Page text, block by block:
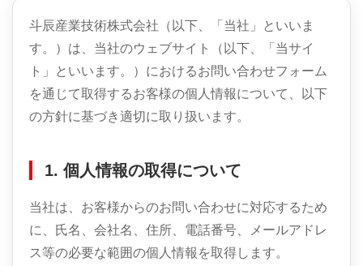
斗辰産業技術株式会社（以下、「当社」といいま
す。）は、当社のウェブサイト（以下、「当サイ
ト」といいます。）におけるお問い合わせフォーム
を通じて取得するお客様の個人情報について、以下
の方針に基づき適切に取り扱います。
1. 個人情報の取得について
当社は、お客様からのお問い合わせに対応するため
に、氏名、会社名、住所、電話番号、メールアドレ
ス等の必要な範囲の個人情報を取得します。